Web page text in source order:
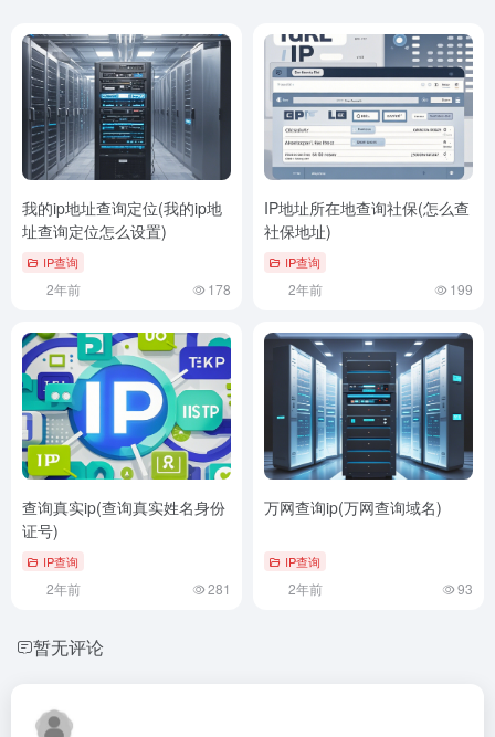
我的ip地址查询定位(我的ip地
址查询定位怎么设置)
IP查询
2年前 178
IP地址所在地查询社保(怎么查
社保地址)
IP查询
2年前 199
查询真实ip(查询真实姓名身份
证号)
IP查询
2年前 281
万网查询ip(万网查询域名)
IP查询
2年前 93
暂无评论